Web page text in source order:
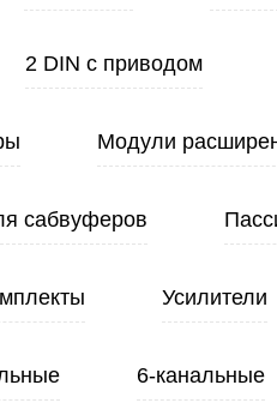
2 DIN с приводом
Модули
сабвуферов
Усилители
6-канальные